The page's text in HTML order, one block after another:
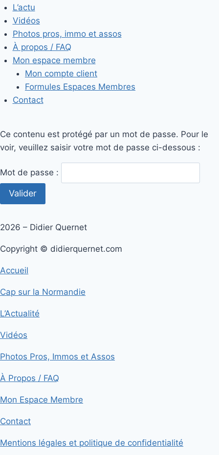
L’actu
Vidéos
Photos pros, immo et assos
À propos / FAQ
Mon espace membre
Mon compte client
Formules Espaces Membres
Contact
Ce contenu est protégé par un mot de passe. Pour le
voir, veuillez saisir votre mot de passe ci-dessous :
Mot de passe :
2026 – Didier Quernet
Copyright © didierquernet.com
Accueil
Cap sur la Normandie
L’Actualité
Vidéos
Photos Pros, Immos et Assos
À Propos / FAQ
Mon Espace Membre
Contact
Mentions légales et politique de confidentialité